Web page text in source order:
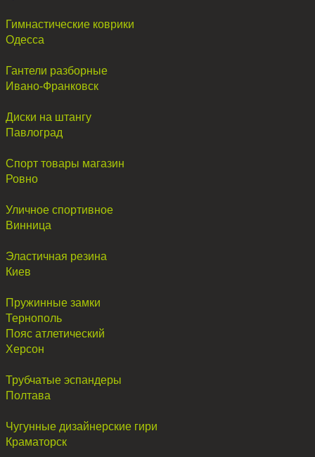
Гимнастические коврики
Одесса
Гантели разборные
Ивано-Франковск
Диски на штангу
Павлоград
Спорт товары магазин
Ровно
Уличное спортивное
Винница
Эластичная резина
Киев
Пружинные замки
Тернополь
Пояс атлетический
Херсон
Трубчатые эспандеры
Полтава
Чугунные дизайнерские гири
Краматорск